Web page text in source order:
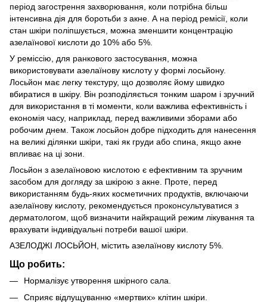
період загострення захворювання, коли потрібна більш
інтенсивна дія для боротьби з акне. А на період ремісії, коли
стан шкіри поліпшується, можна зменшити концентрацію
азелаїнової кислоти до 10% або 5%.
У реміссію, для ранкового застосування, можна
використовувати азелаїнову кислоту у формі лосьйону.
Лосьйон має легку текстуру, що дозволяє йому швидко
вбиратися в шкіру. Він розподіляється тонким шаром і зручний
для використання в ті моменти, коли важлива ефективність і
економія часу, наприклад, перед важливими зборами або
робочим днем. Також лосьйон добре підходить для нанесення
на великі ділянки шкіри, такі як груди або спина, якщо акне
впливає на ці зони.
Лосьйон з азелаїновою кислотою є ефективним та зручним
засобом для догляду за шкірою з акне. Проте, перед
використанням будь-яких косметичних продуктів, включаючи
азелаїнову кислоту, рекомендується проконсультуватися з
дерматологом, щоб визначити найкращий режим лікування та
врахувати індивідуальні потреби вашої шкіри.
АЗЕЛОДЖІ ЛОСЬЙОН, містить азелаїнову кислоту 5%.
Що робить:
Нормалізує утворення шкірного сала.
Сприяє відлущуванню «мертвих» клітин шкіри.